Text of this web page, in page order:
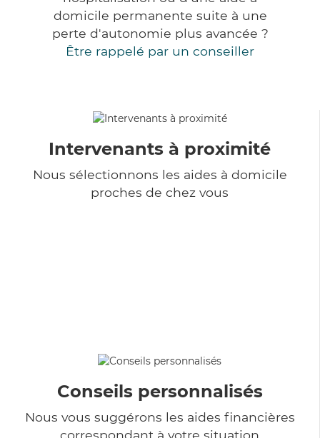
domicile permanente suite à une
perte d'autonomie plus avancée ?
Être rappelé par un conseiller
Intervenants à proximité
Nous sélectionnons les aides à domicile
proches de chez vous
Conseils personnalisés
Nous vous suggérons les aides financières
correspondant à votre situation